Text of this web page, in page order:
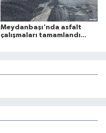
Meydanbaşı'nda asfalt
çalışmaları tamamlandı...